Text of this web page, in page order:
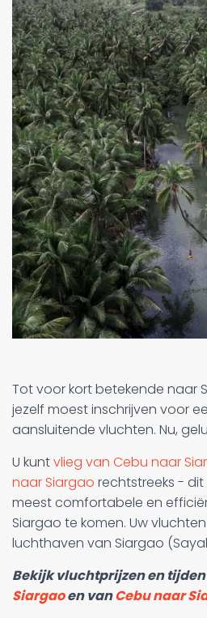
Tot voor kort betekende naar
jezelf moest inschrijven voor
aansluitende vluchten. Nu,
U kuntvlieg van Cebu naar
naar Siargao rechtstreeks - dit
meest comfortabele en
Siargao te komen. Uw
luchthaven van Siargao
Bekijk vluchtprijzen en
Siargaoen vanCebu naar